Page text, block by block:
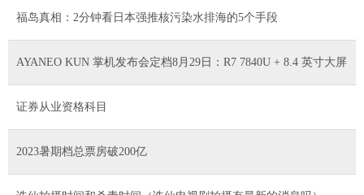
福岛真相：2分钟看日本强推核污染水排海的5个手段
AYANEO KUN 掌机发布会定档8月29日：R7 7840U + 8.4 英寸大屏
证券从业资格科目
2023暑期档总票房破200亿